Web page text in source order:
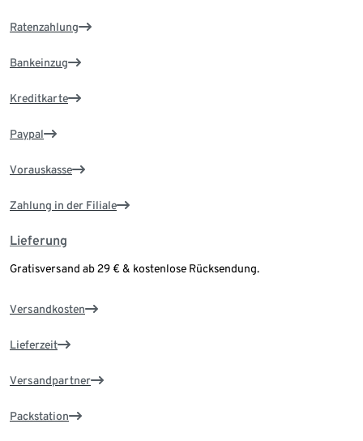
Ratenzahlung
Bankeinzug
Kreditkarte
Paypal
Vorauskasse
Zahlung in der Filiale
Lieferung
Gratisversand ab 29 € & kostenlose Rücksendung.
Versandkosten
Lieferzeit
Versandpartner
Packstation